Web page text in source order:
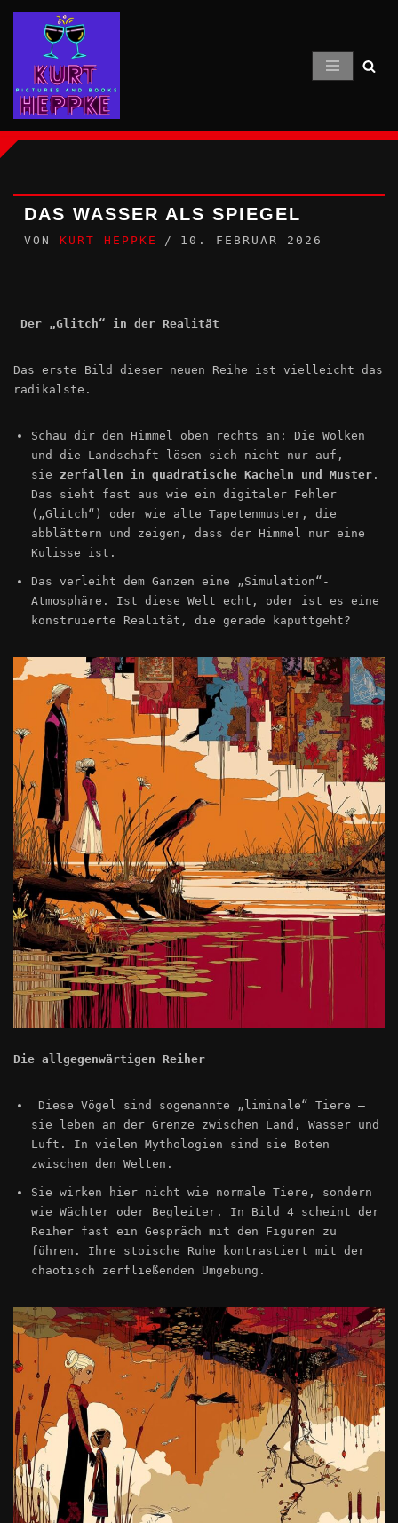
Inhalt
springen
DAS WASSER ALS SPIEGEL
VON KURT HEPPKE 10. FEBRUAR 2026
Der „Glitch“ in der Realität
Das erste Bild dieser neuen Reihe ist vielleicht das
radikalste.
Schau dir den Himmel oben rechts an: Die Wolken
und die Landschaft lösen sich nicht nur auf,
sie zerfallen in quadratische Kacheln und Muster .
Das sieht fast aus wie ein digitaler Fehler
(„Glitch“) oder wie alte Tapetenmuster, die
abblättern und zeigen, dass der Himmel nur eine
Kulisse ist.
Das verleiht dem Ganzen eine „Simulation“-
Atmosphäre. Ist diese Welt echt, oder ist es eine
konstruierte Realität, die gerade kaputtgeht?
Die allgegenwärtigen Reiher
Diese Vögel sind sogenannte „liminale“ Tiere –
sie leben an der Grenze zwischen Land, Wasser und
Luft. In vielen Mythologien sind sie Boten
zwischen den Welten.
Sie wirken hier nicht wie normale Tiere, sondern
wie Wächter oder Begleiter. In Bild 4 scheint der
Reiher fast ein Gespräch mit den Figuren zu
führen. Ihre stoische Ruhe kontrastiert mit der
chaotisch zerfließenden Umgebung.